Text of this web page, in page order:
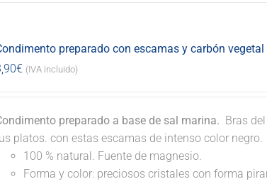
preparado con escamas y carbón vegetal
€ (IVA incluido)
preparado a base de sal marina. Bras
platos. con estas escamas de intenso color negro.
100 % natural. Fuente de magnesio.
Forma y color: preciosos cristales con forma